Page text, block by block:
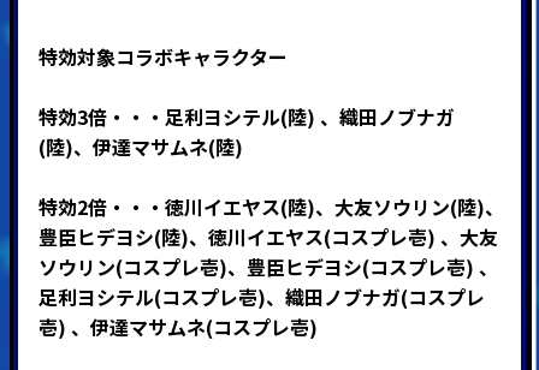
特効対象コラボキャラクター
特効3倍・・・足利ヨシテル(陸) 、織田ノブナガ
(陸)、伊達マサムネ(陸)
特効2倍・・・徳川イエヤス(陸)、大友ソウリン(陸)、
豊臣ヒデヨシ(陸)、徳川イエヤス(コスプレ壱) 、大友
ソウリン(コスプレ壱)、豊臣ヒデヨシ(コスプレ壱) 、
足利ヨシテル(コスプレ壱)、織田ノブナガ(コスプレ
壱) 、伊達マサムネ(コスプレ壱)